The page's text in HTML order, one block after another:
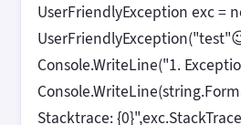
UserFriendlyException exc =
Console.WriteLine("1.
Stacktrace: